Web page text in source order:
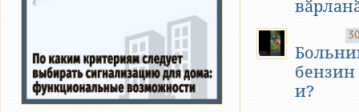
бензин
и?